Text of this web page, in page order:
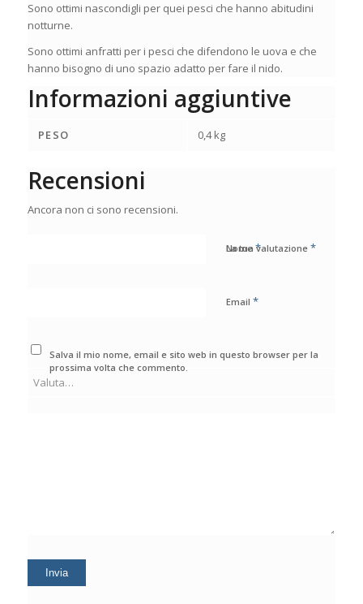
Sono ottimi nascondigli per quei pesci che hanno abitudini
notturne.
Sono ottimi anfratti per i pesci che difendono le uova e che
hanno bisogno di uno spazio adatto per fare il nido.
Informazioni aggiuntive
PESO 0,4 kg
Recensioni
Ancora non ci sono recensioni.
Nome *
Email *
Salva il mio nome, email e sito web in questo browser per la
prossima volta che commento.
La tua valutazione *